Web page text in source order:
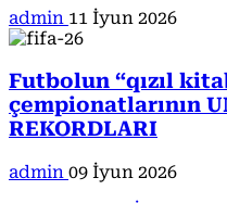
admin 11 İyun 2026
Futbolun “qızıl
çempionatlarının
REKORDLARI
admin 09 İyun 2026